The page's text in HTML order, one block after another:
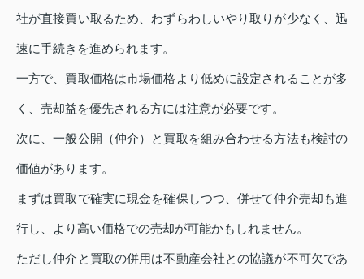
社が直接買い取るため、わずらわしいやり取りが少なく、迅
速に手続きを進められます。
一方で、買取価格は市場価格より低めに設定されることが多
く、売却益を優先される方には注意が必要です。
次に、一般公開（仲介）と買取を組み合わせる方法も検討の
価値があります。
まずは買取で確実に現金を確保しつつ、併せて仲介売却も進
行し、より高い価格での売却が可能かもしれません。
ただし仲介と買取の併用は不動産会社との協議が不可欠であ